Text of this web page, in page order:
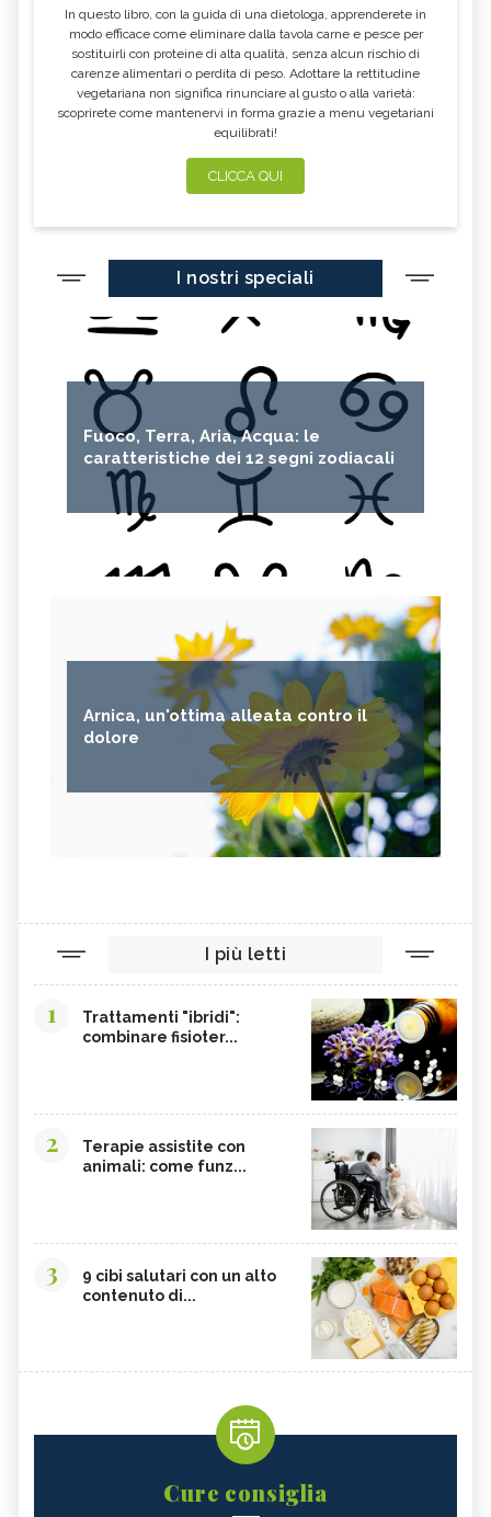
In questo libro, con la guida di una dietologa, apprenderete in
modo efficace come eliminare dalla tavola carne e pesce per
sostituirli con proteine di alta qualità, senza alcun rischio di
carenze alimentari o perdita di peso. Adottare la rettitudine
vegetariana non significa rinunciare al gusto o alla varietà:
scoprirete come mantenervi in forma grazie a menu vegetariani
equilibrati!
CLICCA QUI
I nostri speciali
Fuoco, Terra, Aria, Acqua: le
caratteristiche dei 12 segni zodiacali
Arnica, un'ottima alleata contro il
dolore
I più letti
1
Trattamenti "ibridi":
combinare fisioter...
2
Terapie assistite con
animali: come funz...
3
9 cibi salutari con un alto
contenuto di...
Cure consiglia